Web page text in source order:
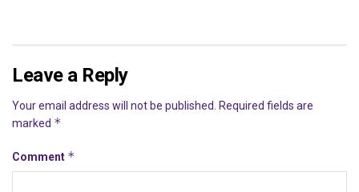
Leave a Reply
Your email address will not be published. Required fields are
marked *
Comment *